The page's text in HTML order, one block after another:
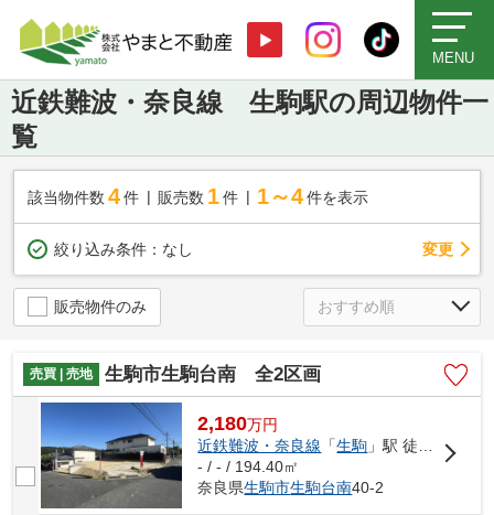
MENU
近鉄難波・奈良線 生駒駅の周辺物件一
覧
該当物件数 4件 販売数 1 件 1～4 件を表示
絞り込み条件： なし 変更
販売物件のみ
売買 | 売地 生駒市生駒台南 全2区画
2,180万円
近鉄難波・奈良線 「生駒 」駅 徒歩22分
- / - / 194.40㎡
奈良県生駒市生駒台南40-2